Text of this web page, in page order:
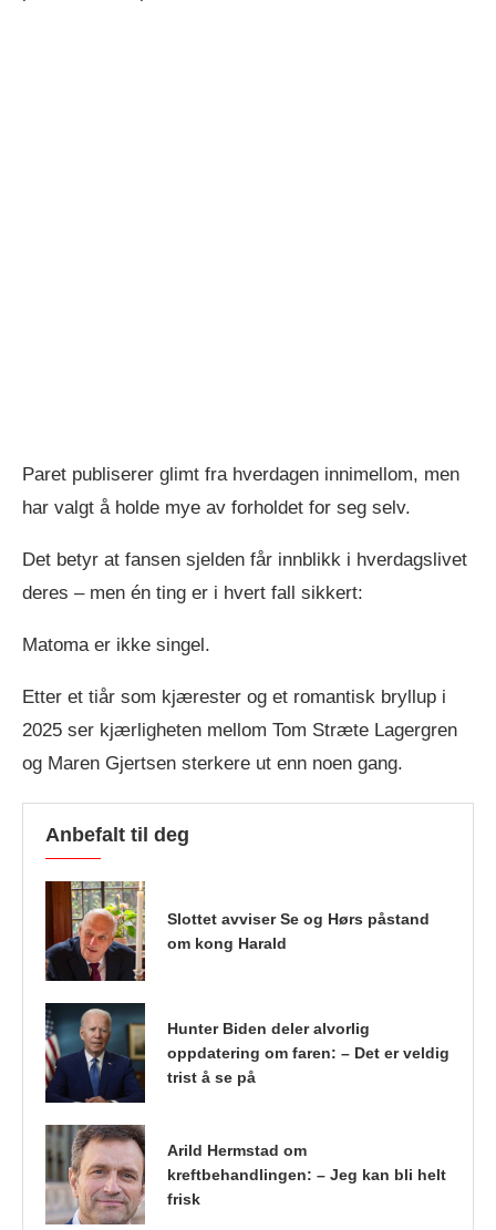
Paret publiserer glimt fra hverdagen innimellom, men
har valgt å holde mye av forholdet for seg selv.
Det betyr at fansen sjelden får innblikk i hverdagslivet
deres – men én ting er i hvert fall sikkert:
Matoma er ikke singel.
Etter et tiår som kjærester og et romantisk bryllup i
2025 ser kjærligheten mellom Tom Stræte Lagergren
og Maren Gjertsen sterkere ut enn noen gang.
Anbefalt til deg
Slottet avviser Se og Hørs påstand
om kong Harald
Hunter Biden deler alvorlig
oppdatering om faren: – Det er veldig
trist å se på
Arild Hermstad om
kreftbehandlingen: – Jeg kan bli helt
frisk